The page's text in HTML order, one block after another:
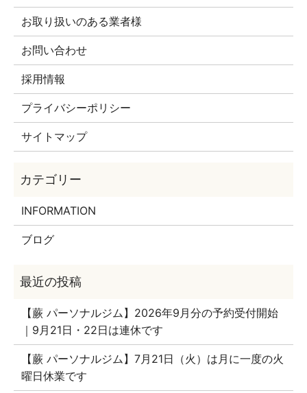
お取り扱いのある業者様
お問い合わせ
採用情報
プライバシーポリシー
サイトマップ
INFORMATION
ブログ
【蕨 パーソナルジム】2026年9月分の予約受付開始
｜9月21日・22日は連休です
【蕨 パーソナルジム】7月21日（火）は月に一度の火
曜日休業です